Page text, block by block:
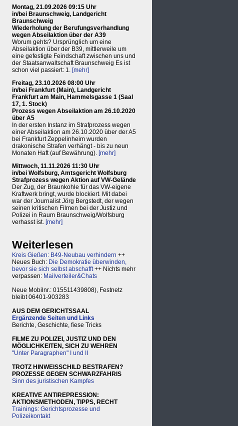
Montag, 21.09.2026 09:15 Uhr
in/bei Braunschweig, Landgericht
Braunschweig
Wiederholung der Berufungsverhandlung
wegen Abseilaktion über der A39
Worum gehts? Ursprünglich um eine
Abseilaktion über der B39, mittlerweile um
eine gefestigte Feindschaft zwischen uns und
der Staatsanwaltschaft Braunschweig Es ist
schon viel passiert: 1. [mehr]
Freitag, 23.10.2026 08:00 Uhr
in/bei Frankfurt (Main), Landgericht
Frankfurt am Main, Hammelsgasse 1 (Saal
17, 1. Stock)
Prozess wegen Abseilaktion am 26.10.2020
über A5
In der ersten Instanz im Strafprozess wegen
einer Abseilaktion am 26.10.2020 über der A5
bei Frankfurt Zeppelinheim wurden
drakonische Strafen verhängt - bis zu neun
Monaten Haft (auf Bewährung). [mehr]
Mittwoch, 11.11.2026 11:30 Uhr
in/bei Wolfsburg, Amtsgericht Wolfsburg
Strafprozess wegen Aktion auf VW-Gelände
Der Zug, der Braunkohle für das VW-eigene
Kraftwerk bringt, wurde blockiert. Mit dabei
war der Journalist Jörg Bergstedt, der wegen
seinen kritischen Filmen bei der Justiz und
Polizei in Raum Braunschweig/Wolfsburg
verhasst ist. [mehr]
Weiterlesen
Kreis Gießen: B49-Neubau verhindern ++
Neues Buch: Die Demokratie überwinden,
bevor sie sich selbst abschafft++ Nichts mehr
verpassen: Mailverteiler&Chats
Neue Mobilnr.: 015511439808), Festnetz
bleibt 06401-903283
AUS DEM GERICHTSSAAL
Ergänzende Seiten und Links
Berichte, Geschichte, fiese Tricks
FILME ZU POLIZEI, JUSTIZ UND DEN
MÖGLICHKEITEN, SICH ZU WEHREN
"Unter Paragraphen" I und II
TROTZ HINWEISSCHILD BESTRAFEN?
PROZESSE GEGEN SCHWARZFAHRIS
Sinn des juristischen Kampfes
KREATIVE ANTIREPRESSION:
AKTIONSMETHODEN, TIPPS, RECHT
Trainings: Gerichtsprozesse und
Polizeikontakt